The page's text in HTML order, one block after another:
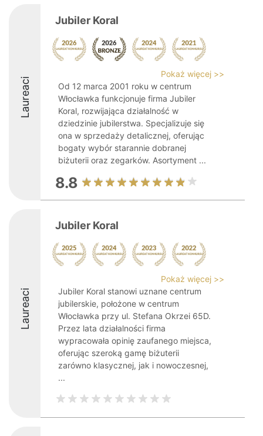
Laureaci
Jubiler Koral
Pokaż więcej >>
Od 12 marca 2001 roku w centrum
Włocławka funkcjonuje firma Jubiler
Koral, rozwijająca działalność w
dziedzinie jubilerstwa. Specjalizuje się
ona w sprzedaży detalicznej, oferując
bogaty wybór starannie dobranej
biżuterii oraz zegarków. Asortyment ...
8.8
Laureaci
Jubiler Koral
Pokaż więcej >>
Jubiler Koral stanowi uznane centrum
jubilerskie, położone w centrum
Włocławka przy ul. Stefana Okrzei 65D.
Przez lata działalności firma
wypracowała opinię zaufanego miejsca,
oferując szeroką gamę biżuterii
zarówno klasycznej, jak i nowoczesnej,
...